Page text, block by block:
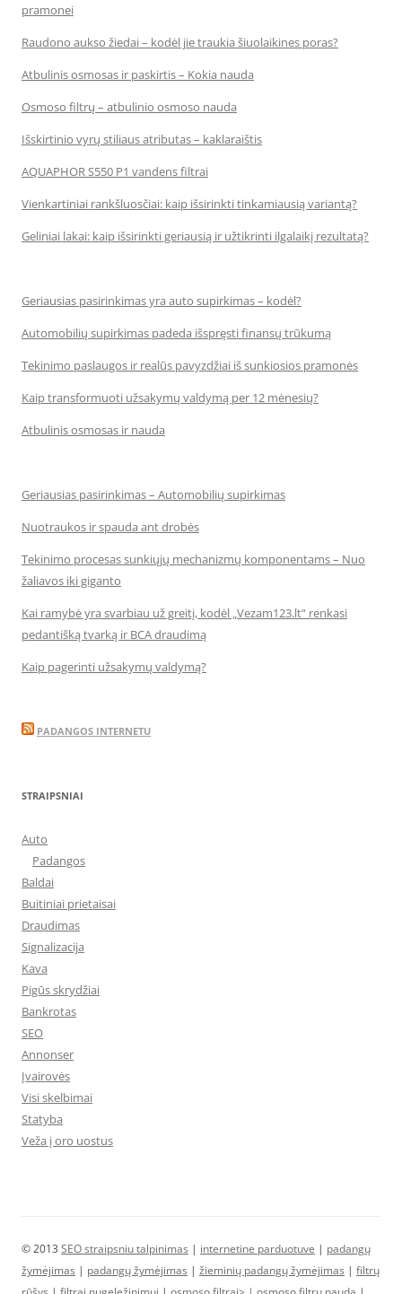
pramonei
Raudono aukso žiedai – kodėl jie traukia šiuolaikines poras?
Atbulinis osmosas ir paskirtis – Kokia nauda
Osmoso filtrų – atbulinio osmoso nauda
Išskirtinio vyrų stiliaus atributas – kaklaraištis
AQUAPHOR S550 P1 vandens filtrai
Vienkartiniai rankšluosčiai: kaip išsirinkti tinkamiausią variantą?
Geliniai lakai: kaip išsirinkti geriausią ir užtikrinti ilgalaikį rezultatą?
Geriausias pasirinkimas yra auto supirkimas – kodėl?
Automobilių supirkimas padeda išspręsti finansų trūkumą
Tekinimo paslaugos ir realūs pavyzdžiai iš sunkiosios pramonės
Kaip transformuoti užsakymų valdymą per 12 mėnesių?
Atbulinis osmosas ir nauda
Geriausias pasirinkimas – Automobilių supirkimas
Nuotraukos ir spauda ant drobės
Tekinimo procesas sunkiųjų mechanizmų komponentams – Nuo
žaliavos iki giganto
Kai ramybė yra svarbiau už greitį, kodėl „Vezam123.lt“ renkasi
pedantišką tvarką ir BCA draudimą
Kaip pagerinti užsakymų valdymą?
PADANGOS INTERNETU
STRAIPSNIAI
Auto
Padangos
Baldai
Buitiniai prietaisai
Draudimas
Signalizacija
Kava
Pigūs skrydžiai
Bankrotas
SEO
Annonser
Įvairovės
Visi skelbimai
Statyba
Veža į oro uostus
© 2013 SEO straipsniu talpinimas | internetine parduotuve | padangų
žymėjimas | padangų žymėjimas | žieminių padangų žymėjimas | filtrų